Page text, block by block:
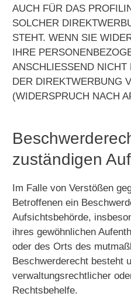
AUCH FÜR DAS
SOLCHER
STEHT. WENN SIE
IHRE
ANSCHLIESSEND
DER DIREKTWERBUNG
(WIDERSPRUCH NACH
zuständigen
Im Falle von Verstößen
Betroffenen ein
Aufsichtsbehörde,
ihres gewöhnlichen
oder des Orts des
Beschwerderecht besteht
verwaltungsrechtlicher
Rechtsbehelfe.